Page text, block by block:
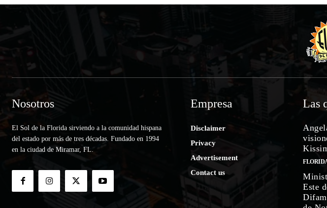
Nosotros
El Sol de la Florida sirviendo a la comunidad hispana
del estado por más de tres décadas. Fundado en 1994
en la ciudad de Miramar, FL.
Empresa
Disclaimer
Privacy
Advertisement
Contact us
Las
Este